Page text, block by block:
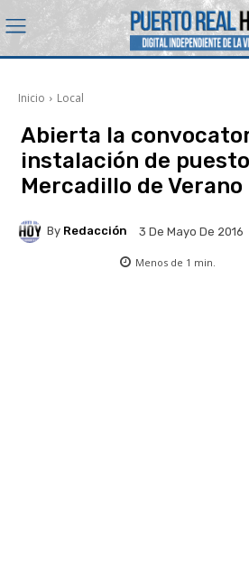
Inicio Local
Abierta la
instalación de
Mercadillo de Verano
By Redacción 3 De Mayo De 2016
Menos de 1 min.